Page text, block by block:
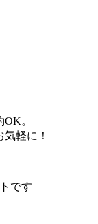
。
軽に！
です